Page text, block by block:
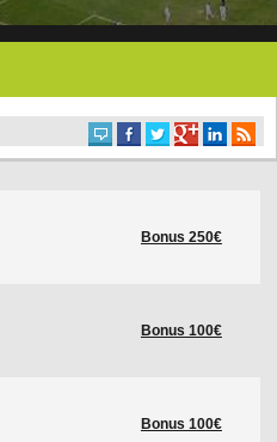
Bonus 250€
Bonus 100€
Bonus 100€